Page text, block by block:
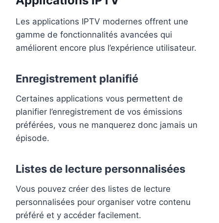
Les applications IPTV modernes offrent une
gamme de fonctionnalités avancées qui
améliorent encore plus l’expérience utilisateur.
Enregistrement planifié
Certaines applications vous permettent de
planifier l’enregistrement de vos émissions
préférées, vous ne manquerez donc jamais un
épisode.
Listes de lecture personnalisées
Vous pouvez créer des listes de lecture
personnalisées pour organiser votre contenu
préféré et y accéder facilement.